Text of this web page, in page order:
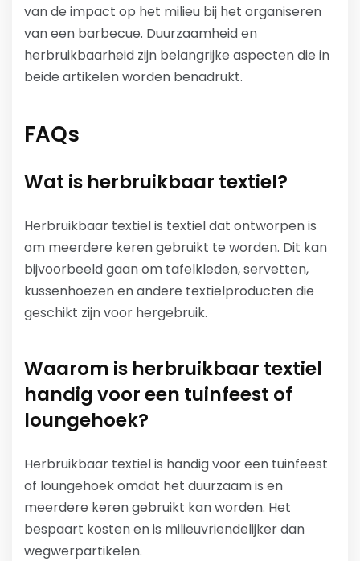
van de impact op het milieu bij het organiseren
van een barbecue. Duurzaamheid en
herbruikbaarheid zijn belangrijke aspecten die in
beide artikelen worden benadrukt.
FAQs
Wat is herbruikbaar textiel?
Herbruikbaar textiel is textiel dat ontworpen is
om meerdere keren gebruikt te worden. Dit kan
bijvoorbeeld gaan om tafelkleden, servetten,
kussenhoezen en andere textielproducten die
geschikt zijn voor hergebruik.
Waarom is herbruikbaar textiel
handig voor een tuinfeest of
loungehoek?
Herbruikbaar textiel is handig voor een tuinfeest
of loungehoek omdat het duurzaam is en
meerdere keren gebruikt kan worden. Het
bespaart kosten en is milieuvriendelijker dan
wegwerpartikelen.